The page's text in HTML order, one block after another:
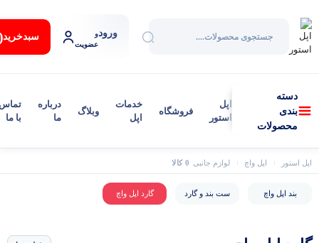
ورودو
عضویت
سبد‌خرید
دسته
بندی
محصولات
اپل
استور
فروشگاه
خدمات
اپل
وبلاگ
درباره
ما
با ما
اپل استور اپل واچ لوازم جانبی اپل واچ
0 کالا
بند اپل واچ ست بند و گارد گارد اپل واچ